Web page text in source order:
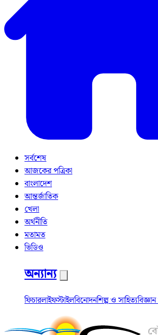
সর্বশেষ
আজকের পত্রিকা
বাংলাদেশ
আন্তর্জাতিক
খেলা
অর্থনীতি
মতামত
ভিডিও
অন্যান্য
ফিচারলাইফস্টাইলবিনোদনশিল্প ও সাহিত্য